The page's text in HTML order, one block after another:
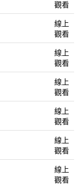
觀看
線上
觀看
線上
觀看
線上
觀看
線上
觀看
線上
觀看
線上
觀看